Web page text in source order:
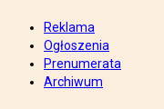
Reklama
Ogłoszenia
Prenumerata
Archiwum